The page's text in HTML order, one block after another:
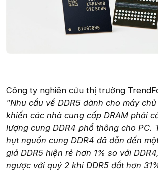
Công ty nghiên cứu thị trường
"Nhu cầu về DDR5 dành cho máy
khiến các nhà cung cấp DRAM phải
lượng cung DDR4 phổ thông cho PC.
hụt nguồn cung DDR4 đã dẫn đến
giá DDR5 hiện rẻ hơn 1% so với
ngược với quý 2 khi DDR5 đắt hơn